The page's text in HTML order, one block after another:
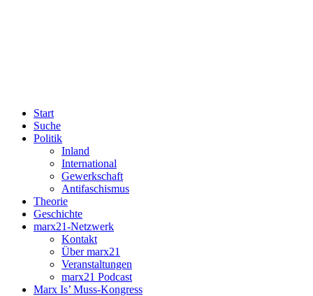
Start
Suche
Politik
Inland
International
Gewerkschaft
Antifaschismus
Theorie
Geschichte
marx21-Netzwerk
Kontakt
Über marx21
Veranstaltungen
marx21 Podcast
Marx Is’ Muss-Kongress